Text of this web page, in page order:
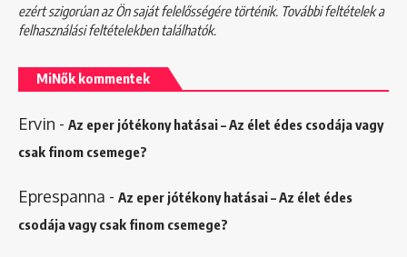
ezért szigorúan az Ön saját felelősségére történik. További feltételek a
felhasználási feltételekbentalálhatók.
MiNők kommentek
Ervin - Az eper jótékony hatásai – Az élet édes csodája vagy
csak finom csemege?
Eprespanna - Az eper jótékony hatásai – Az élet édes
csodája vagy csak finom csemege?